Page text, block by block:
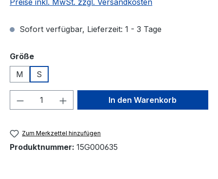
Preise inkl. MwSt. zzgl. Versandkosten
Sofort verfügbar, Lieferzeit: 1 - 3 Tage
Größeauswählen
M
S
Produkt Anzahl: Gib denIn den Warenkorb
Zum Merkzettel hinzufügen
Produktnummer: 15G000635